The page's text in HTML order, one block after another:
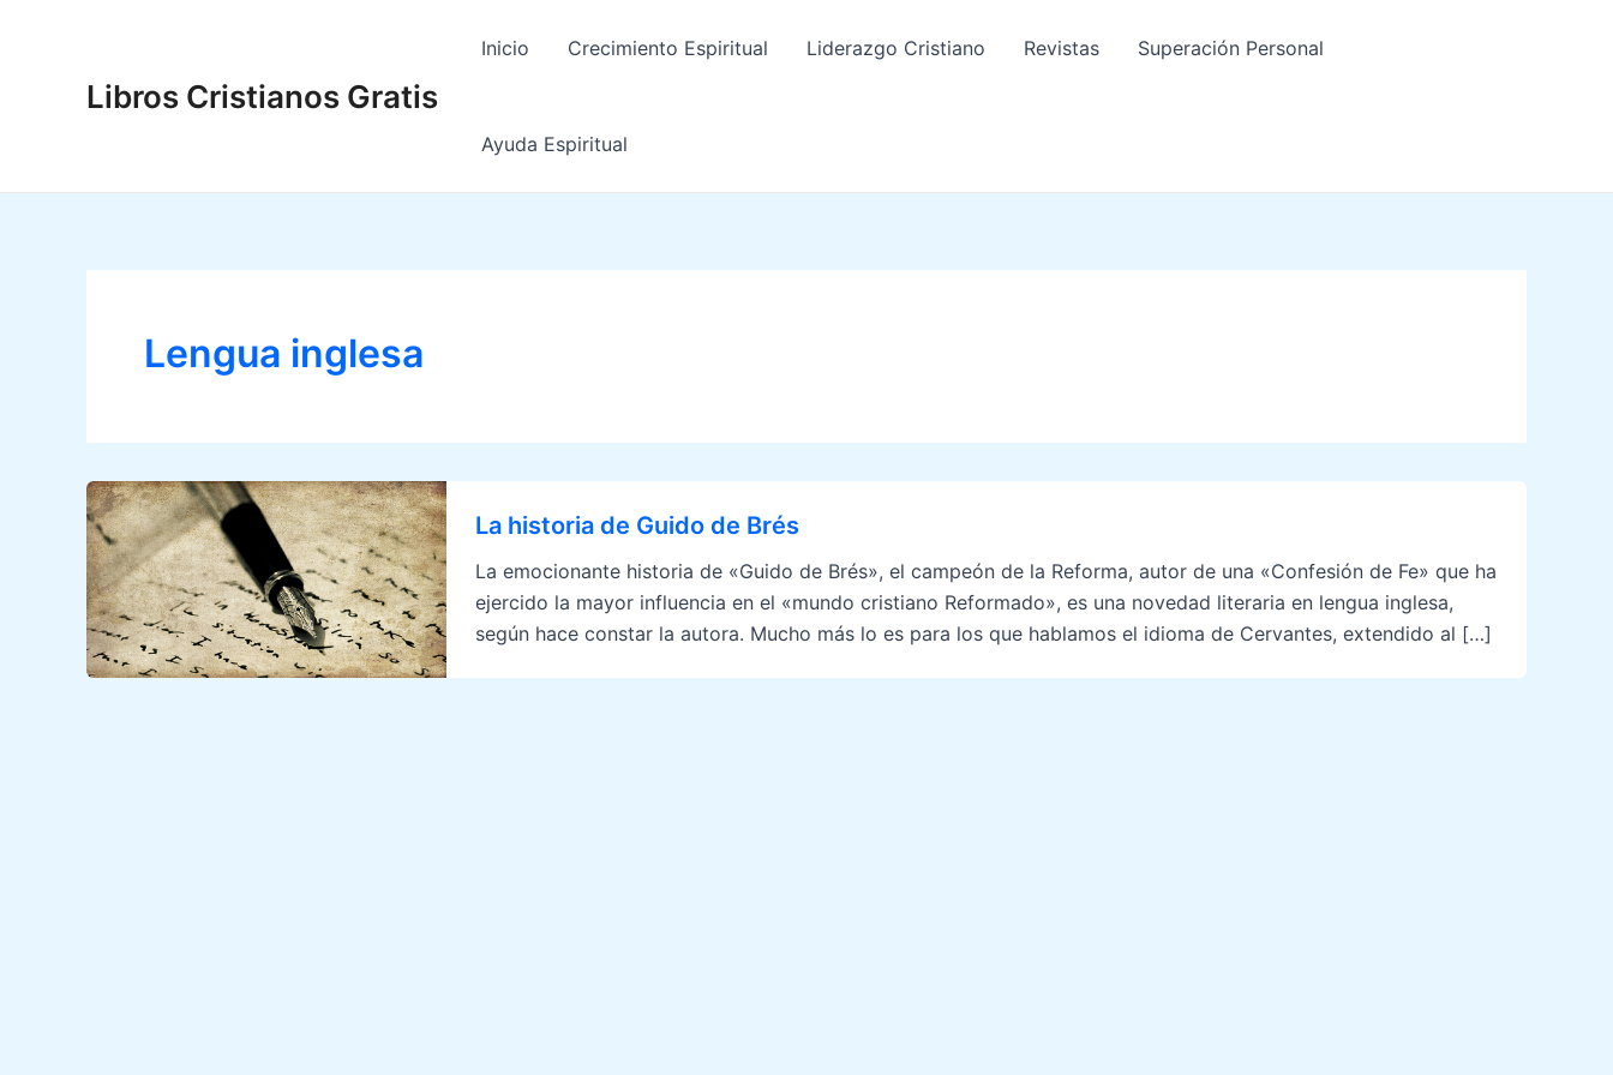
Libros Cristianos Gratis
Inicio Crecimiento Espiritual Liderazgo Cristiano Revistas Superación Personal
Ayuda Espiritual
Lengua inglesa
La historia de Guido de Brés
La emocionante historia de «Guido de Brés», el campeón de la Reforma, autor de una «Confesión de Fe» que ha
ejercido la mayor influencia en el «mundo cristiano Reformado», es una novedad literaria en lengua inglesa,
según hace constar la autora. Mucho más lo es para los que hablamos el idioma de Cervantes, extendido al […]